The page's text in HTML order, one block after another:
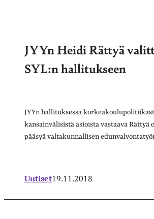
JYYn Heidi Rättyä
SYL:n hallitukseen
JYYn hallituksessa
kansainvälisistä asioista vastaava Rättyä
pääsyä valtakunnallisen
Uutiset19.11.2018